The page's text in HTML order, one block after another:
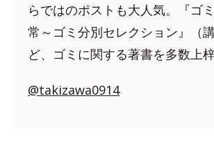
らではのポストも大人気。『ゴ
常～ゴミ分別セレクション』（
ど、ゴミに関する著書を多数上梓
@takizawa0914